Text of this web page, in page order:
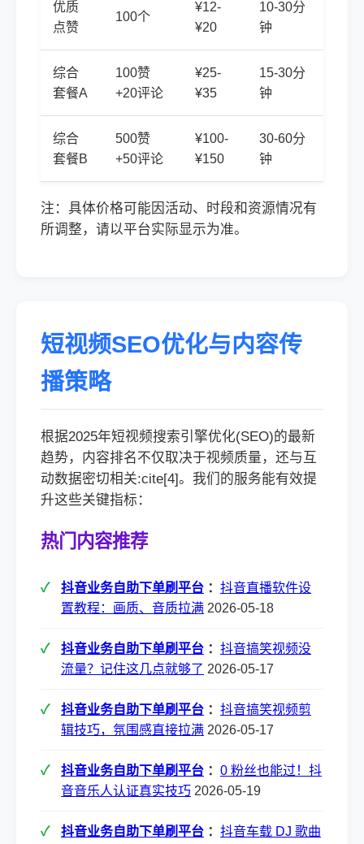
优质
点赞
100个
¥12-
¥20
10-30分
钟
综合
套餐A
100赞
+20评论
¥25-
¥35
15-30分
钟
综合
套餐B
500赞
+50评论
¥100-
¥150
30-60分
钟
注：具体价格可能因活动、时段和资源情况有
所调整，请以平台实际显示为准。
短视频SEO优化与内容传
播策略
根据2025年短视频搜索引擎优化(SEO)的最新
趋势，内容排名不仅取决于视频质量，还与互
动数据密切相关:cite[4]。我们的服务能有效提
升这些关键指标：
热门内容推荐
抖音业务自助下单刷平台 ： 抖音直播软件设
置教程：画质、音质拉满 2026-05-18
抖音业务自助下单刷平台 ： 抖音搞笑视频没
流量？记住这几点就够了 2026-05-17
抖音业务自助下单刷平台 ： 抖音搞笑视频剪
辑技巧，氛围感直接拉满 2026-05-17
抖音业务自助下单刷平台 ： 0 粉丝也能过！抖
音音乐人认证真实技巧 2026-05-19
抖音业务自助下单刷平台 ： 抖音车载 DJ 歌曲